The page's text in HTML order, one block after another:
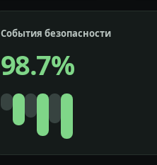
События безопасности
98.7%